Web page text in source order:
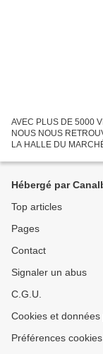
AVEC PLUS DE 5000
NOUS NOUS
LA HALLE DU
MARCHÉ
Hébergé par
Top articles
Pages
Contact
Signaler un abus
C.G.U.
Cookies et
Préférences cookies